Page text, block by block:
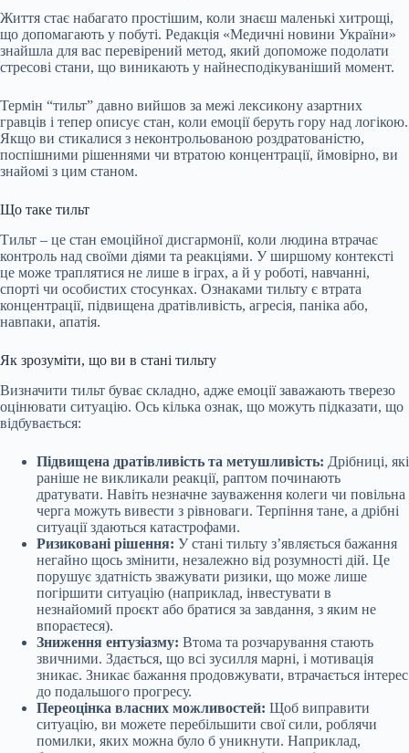
Життя стає набагато простішим, коли знаєш маленькі хитрощі,
що допомагають у побуті. Редакція «Медичні новини України»
знайшла для вас перевірений метод, який допоможе подолати
стресові стани, що виникають у найнесподікуваніший момент.
Термін “тильт” давно вийшов за межі лексикону азартних
гравців і тепер описує стан, коли емоції беруть гору над логікою.
Якщо ви стикалися з неконтрольованою роздратованістю,
поспішними рішеннями чи втратою концентрації, ймовірно, ви
знайомі з цим станом.
Що таке тильт
Тильт – це стан емоційної дисгармонії, коли людина втрачає
контроль над своїми діями та реакціями. У ширшому контексті
це може траплятися не лише в іграх, а й у роботі, навчанні,
спорті чи особистих стосунках. Ознаками тильту є втрата
концентрації, підвищена дратівливість, агресія, паніка або,
навпаки, апатія.
Як зрозуміти, що ви в стані тильту
Визначити тильт буває складно, адже емоції заважають тверезо
оцінювати ситуацію. Ось кілька ознак, що можуть підказати, що
відбувається:
Підвищена дратівливість та метушливість: Дрібниці, які
раніше не викликали реакції, раптом починають
дратувати. Навіть незначне зауваження колеги чи повільна
черга можуть вивести з рівноваги. Терпіння тане, а дрібні
ситуації здаються катастрофами.
Ризиковані рішення: У стані тильту з’являється бажання
негайно щось змінити, незалежно від розумності дій. Це
порушує здатність зважувати ризики, що може лише
погіршити ситуацію (наприклад, інвестувати в
незнайомий проєкт або братися за завдання, з яким не
впораєтеся).
Зниження ентузіазму: Втома та розчарування стають
звичними. Здається, що всі зусилля марні, і мотивація
зникає. Зникає бажання продовжувати, втрачається інтерес
до подальшого прогресу.
Переоцінка власних можливостей: Щоб виправити
ситуацію, ви можете перебільшити свої сили, роблячи
помилки, яких можна було б уникнути. Наприклад,